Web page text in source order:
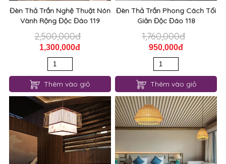
Đèn Thả Trần Nghệ Thuật Nón
Vành Rộng Độc Đáo 119
2,500,000đ
1,300,000đ
Thêm vào giỏ
Đèn Thả Trần Phong Cách Tối
Giản Độc Đáo 118
1,760,000đ
950,000đ
Thêm vào giỏ